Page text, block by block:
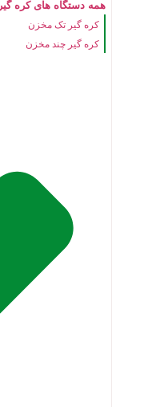
همه دستگاه های کره گیر
کره گیر تک مخزن
کره گیر چند مخزن